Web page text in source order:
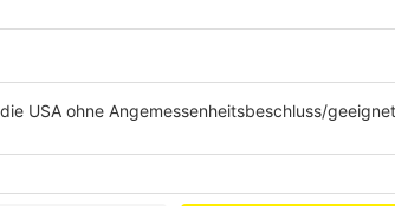
Anzeige
Das Bundesarbeitsgericht hatte die beiden
Europäischen Gerichtshof (EuGH) in
Recht eine Verjährung des Urlaubsanspruchs
Arbeitnehmer nicht durch entsprechende